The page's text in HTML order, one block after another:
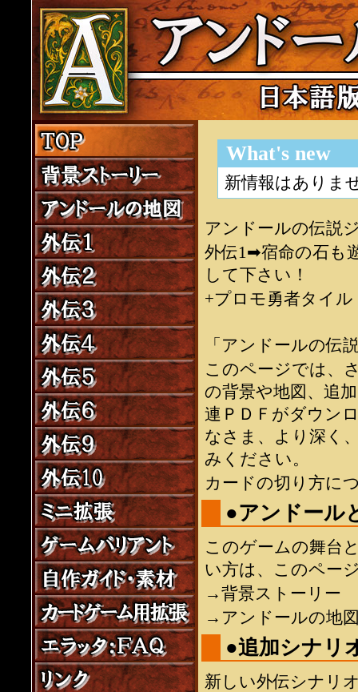
What's new
新情報はありま
アンドールの伝説
外伝1➡宿命の石も
して下さい！
+プロモ勇者タイ
「アンドールの伝
このページでは、
の背景や地図、追
連ＰＤＦがダウン
なさま、より深く
みください。
カードの切り方に
●アンドール
このゲームの舞台
い方は、このペー
→背景ストーリー
→アンドールの地
●追加シナリ
新しい外伝シナリ